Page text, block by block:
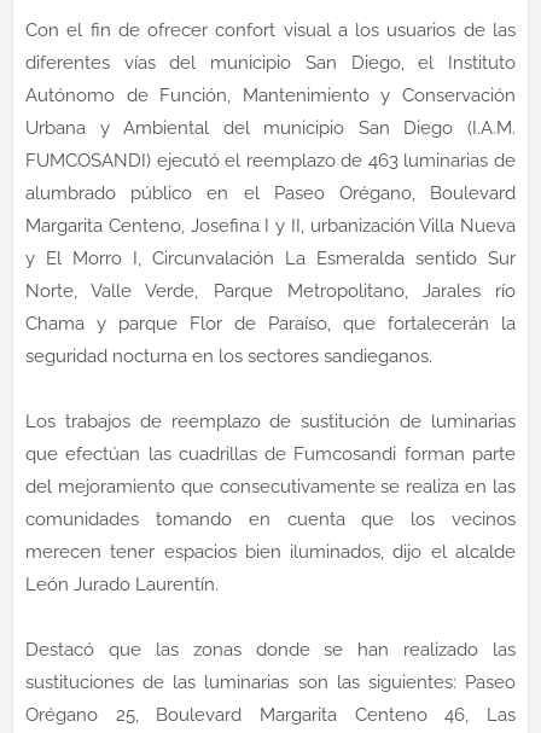
Con el fin de ofrecer confort visual a los usuarios de las
diferentes vías del municipio San Diego, el Instituto
Autónomo de Función, Mantenimiento y Conservación
Urbana y Ambiental del municipio San Diego (I.A.M.
FUMCOSANDI) ejecutó el reemplazo de 463 luminarias de
alumbrado público en el Paseo Orégano, Boulevard
Margarita Centeno, Josefina I y II, urbanización Villa Nueva
y El Morro I, Circunvalación La Esmeralda sentido Sur
Norte, Valle Verde, Parque Metropolitano, Jarales río
Chama y parque Flor de Paraíso, que fortalecerán la
seguridad nocturna en los sectores sandieganos.
Los trabajos de reemplazo de sustitución de luminarias
que efectúan las cuadrillas de Fumcosandi forman parte
del mejoramiento que consecutivamente se realiza en las
comunidades tomando en cuenta que los vecinos
merecen tener espacios bien iluminados, dijo el alcalde
León Jurado Laurentín.
Destacó que las zonas donde se han realizado las
sustituciones de las luminarias son las siguientes: Paseo
Orégano 25, Boulevard Margarita Centeno 46, Las